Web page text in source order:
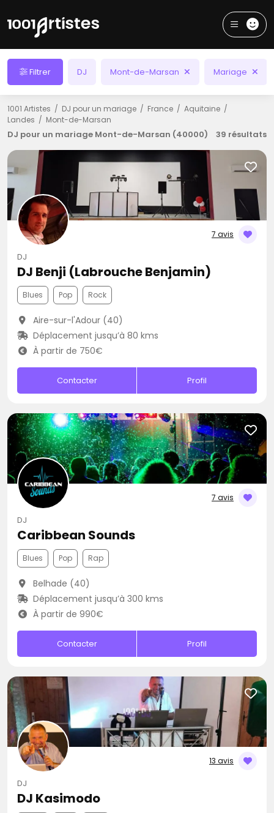
Filtrer DJ Mont-de-Marsan Mariage
1001 Artistes DJ pour un mariage France
Aquitaine
Landes
Mont-de-Marsan
DJ pour un mariage Mont-de-Marsan (40000) 39 résultats
7 avis
DJ
DJ Benji (Labrouche Benjamin)
Blues Pop Rock
Aire-sur-l'Adour (40)
Déplacement jusqu’à 80 kms
À partir de 750€
Contacter Profil
7 avis
DJ
Caribbean Sounds
Blues Pop Rap
Belhade (40)
Déplacement jusqu’à 300 kms
À partir de 990€
Contacter Profil
13 avis
DJ
DJ Kasimodo